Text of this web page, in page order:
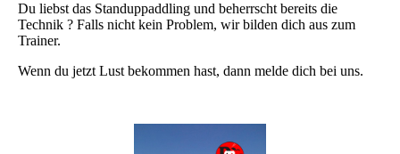
Du liebst das Standuppaddling und beherrscht bereits die
Technik ? Falls nicht kein Problem, wir bilden dich aus zum
Trainer.
Wenn du jetzt Lust bekommen hast, dann melde dich bei uns.